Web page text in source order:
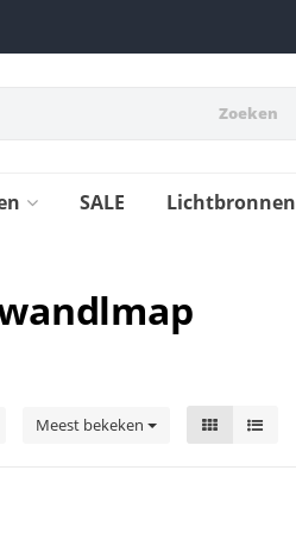
Zoeken
SALE Lichtbronnen
Meest bekeken